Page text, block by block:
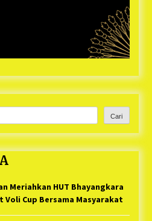
Cari
Meriahkan HUT Bhayangkara
Voli Cup Bersama Masyarakat